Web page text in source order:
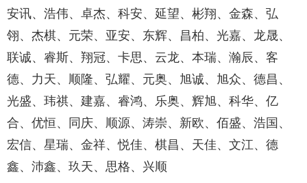
安讯、浩伟、卓杰、科安、延望、彬翔、金森、弘
翎、杰棋、元荣、亚安、东辉、昌柏、光嘉、龙晟、
联诚、睿斯、翔冠、卡思、云龙、本瑞、瀚辰、客
德、力天、顺隆、弘耀、元奥、旭诚、旭众、德昌、
光盛、玮祺、建嘉、睿鸿、乐奥、辉旭、科华、亿
合、优恒、同庆、顺源、涛崇、新欧、佰盛、浩国、
宏信、星瑞、金祥、悦佳、棋昌、天佳、文江、德
鑫、沛鑫、玖天、思格、兴顺